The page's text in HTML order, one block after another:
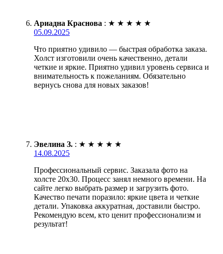
Ариадна Краснова : ★ ★ ★ ★ ★
05.09.2025
Что приятно удивило — быстрая обработка заказа.
Холст изготовили очень качественно, детали
четкие и яркие. Приятно удивил уровень сервиса и
внимательность к пожеланиям. Обязательно
вернусь снова для новых заказов!
Эвелина З. : ★ ★ ★ ★ ★
14.08.2025
Профессиональный сервис. Заказала фото на
холсте 20х30. Процесс занял немного времени. На
сайте легко выбрать размер и загрузить фото.
Качество печати поразило: яркие цвета и четкие
детали. Упаковка аккуратная, доставили быстро.
Рекомендую всем, кто ценит профессионализм и
результат!